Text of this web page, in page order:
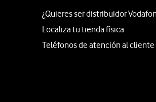
¿Quieres ser distribuidor
Localiza tu tienda física
Teléfonos de atención al cliente